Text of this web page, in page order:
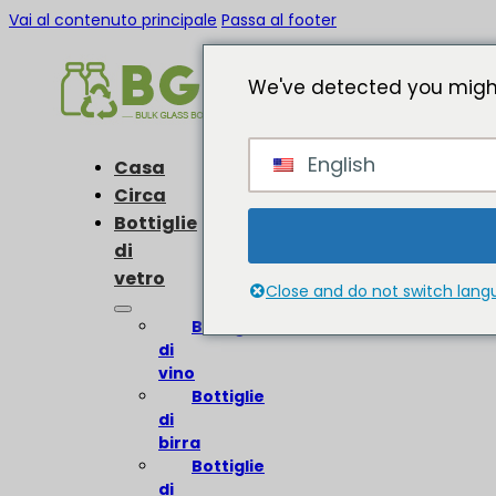
Vai al contenuto principale Passa al footer
Casa
Circa
Bottiglie
di
vetro
Bottiglie
di
vino
Bottiglie
di
birra
Bottiglie
di
We've detected you
English
Close and do not switch